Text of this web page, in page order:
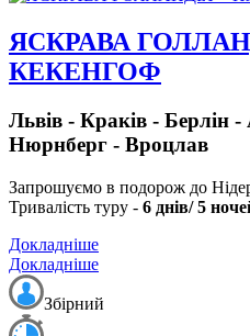
ЯСКРАВА
КЕКЕНГОФ
Львів - Краків - Берлін
Нюрнберг - Вроцлав
Запрошуємо в подорож до
Тривалість туру - 6 днів/ 5
Докладніше
Докладніше
Збірний